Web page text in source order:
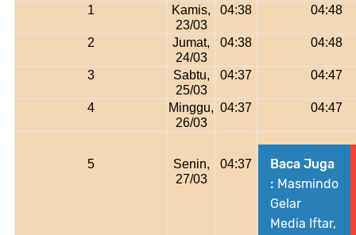
1
Kamis,
23/03
04:38 04:48
2
Jumat,
24/03
04:38 04:48
3
Sabtu,
25/03
04:37 04:47
4
Minggu,
26/03
04:37 04:47
5
Senin,
27/03
04:37
Baca Juga
: Masmindo
Gelar
Media Iftar,